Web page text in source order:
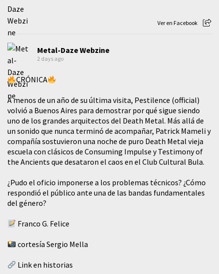
Ver en Facebook
Metal-Daze Webzine
2 days ago
CRÓNICA
A menos de un año de su última visita, Pestilence (official)
volvió a Buenos Aires para demostrar por qué sigue siendo
uno de los grandes arquitectos del Death Metal. Más allá de
un sonido que nunca terminó de acompañar, Patrick Mameli y
compañía sostuvieron una noche de puro Death Metal vieja
escuela con clásicos de Consuming Impulse y Testimony of
the Ancients que desataron el caos en el Club Cultural Bula.
¿Pudo el oficio imponerse a los problemas técnicos? ¿Cómo
respondió el público ante una de las bandas fundamentales
del género?
Franco G. Felice
cortesía Sergio Mella
Link en historias